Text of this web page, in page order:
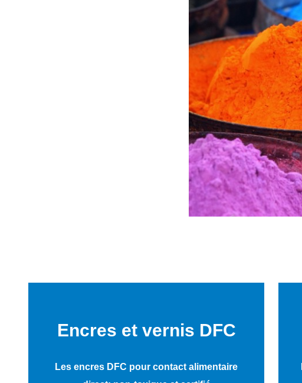
Encres et vernis DFC
Les encres DFC pour contact alimentaire